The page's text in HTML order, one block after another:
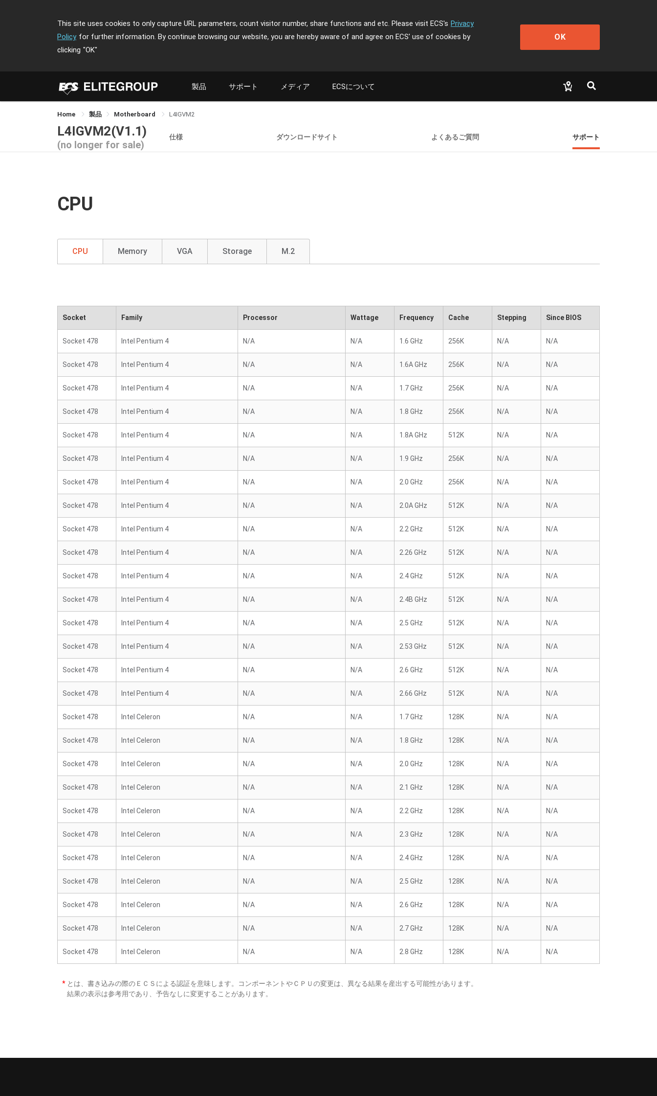
This site uses cookies to only capture URL parameters, count visitor number, share functions and etc. Please visit ECS's Privacy
Policy for further information. By continue browsing our website, you are hereby aware of and agree on ECS' use of cookies by
clicking "OK"
OK
製品 サポート メディア ECSについて
Home 製品 Motherboard L4IGVM2
L4IGVM2(V1.1)
(no longer for sale)
仕様 ダウンロードサイト よくあるご質問 サポート
CPU
CPU Memory VGA Storage M.2
Socket Family Processor Wattage Frequency Cache Stepping Since BIOS
Socket 478 Intel Pentium 4 N/A N/A 1.6 GHz 256K N/A N/A
Socket 478 Intel Pentium 4 N/A N/A 1.6A GHz 256K N/A N/A
Socket 478 Intel Pentium 4 N/A N/A 1.7 GHz 256K N/A N/A
Socket 478 Intel Pentium 4 N/A N/A 1.8 GHz 256K N/A N/A
Socket 478 Intel Pentium 4 N/A N/A 1.8A GHz 512K N/A N/A
Socket 478 Intel Pentium 4 N/A N/A 1.9 GHz 256K N/A N/A
Socket 478 Intel Pentium 4 N/A N/A 2.0 GHz 256K N/A N/A
Socket 478 Intel Pentium 4 N/A N/A 2.0A GHz 512K N/A N/A
Socket 478 Intel Pentium 4 N/A N/A 2.2 GHz 512K N/A N/A
Socket 478 Intel Pentium 4 N/A N/A 2.26 GHz 512K N/A N/A
Socket 478 Intel Pentium 4 N/A N/A 2.4 GHz 512K N/A N/A
Socket 478 Intel Pentium 4 N/A N/A 2.4B GHz 512K N/A N/A
Socket 478 Intel Pentium 4 N/A N/A 2.5 GHz 512K N/A N/A
Socket 478 Intel Pentium 4 N/A N/A 2.53 GHz 512K N/A N/A
Socket 478 Intel Pentium 4 N/A N/A 2.6 GHz 512K N/A N/A
Socket 478 Intel Pentium 4 N/A N/A 2.66 GHz 512K N/A N/A
Socket 478 Intel Celeron N/A N/A 1.7 GHz 128K N/A N/A
Socket 478 Intel Celeron N/A N/A 1.8 GHz 128K N/A N/A
Socket 478 Intel Celeron N/A N/A 2.0 GHz 128K N/A N/A
Socket 478 Intel Celeron N/A N/A 2.1 GHz 128K N/A N/A
Socket 478 Intel Celeron N/A N/A 2.2 GHz 128K N/A N/A
Socket 478 Intel Celeron N/A N/A 2.3 GHz 128K N/A N/A
Socket 478 Intel Celeron N/A N/A 2.4 GHz 128K N/A N/A
Socket 478 Intel Celeron N/A N/A 2.5 GHz 128K N/A N/A
Socket 478 Intel Celeron N/A N/A 2.6 GHz 128K N/A N/A
Socket 478 Intel Celeron N/A N/A 2.7 GHz 128K N/A N/A
Socket 478 Intel Celeron N/A N/A 2.8 GHz 128K N/A N/A
* とは、書き込みの際のＥＣＳによる認証を意味します。コンポーネントやＣＰＵの変更は、異なる結果を産出する可能性があります。
結果の表示は参考用であり、予告なしに変更することがあります。